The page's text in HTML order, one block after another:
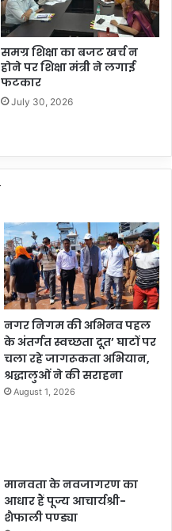
समग्र शिक्षा का बजट खर्च न
होने पर शिक्षा मंत्री ने लगाई
फटकार
July 30, 2026
नगर निगम की अभिनव पहल
के अंतर्गत स्वच्छता दूत’ घाटों पर
चला रहे जागरूकता अभियान,
श्रद्धालुओं ने की सराहना
August 1, 2026
मानवता के नवजागरण का
आधार हैं पूज्य आचार्यश्री-
शैफाली पण्ड्या